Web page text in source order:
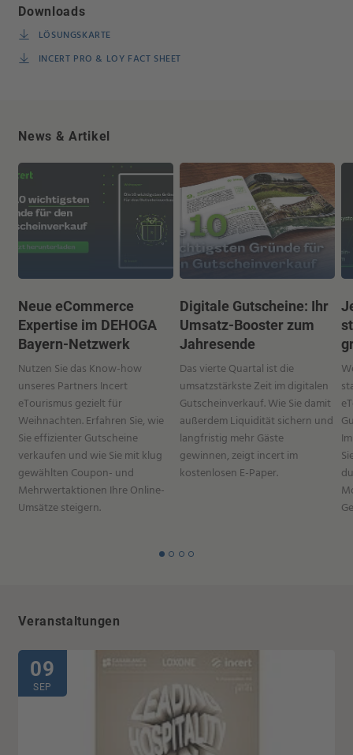
Downloads
LÖSUNGSKARTE
INCERT PRO & LOY FACT SHEET
News & Artikel
Neue eCommerce
Expertise im DEHOGA
Bayern-Netzwerk
Nutzen Sie das Know-how
unseres Partners Incert
eTourismus gezielt für
Weihnachten. Erfahren Sie, wie
Sie effizienter Gutscheine
verkaufen und wie Sie mit klug
gewählten Coupon- und
Mehrwertaktionen Ihre Online-
Umsätze steigern.
Digitale Gutscheine: Ihr
Umsatz-Booster zum
Jahresende
Das vierte Quartal ist die
umsatzstärkste Zeit im digitalen
Gutscheinverkauf. Wie Sie damit
außerdem Liquidität sichern und
langfristig mehr Gäste
gewinnen, zeigt incert im
kostenlosen E-Paper.
Veranstaltungen
09
SEP